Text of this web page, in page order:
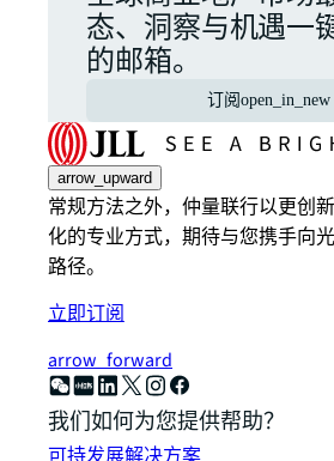
态、洞察与机遇一
的邮箱。
订阅open_in_new
arrow_upward
常规方法之外，仲量联行以更创
化的专业方式，期待与您携手向
路径。
立即订阅
arrow_forward
我们如何为您提供帮助？
可持发展解决方案